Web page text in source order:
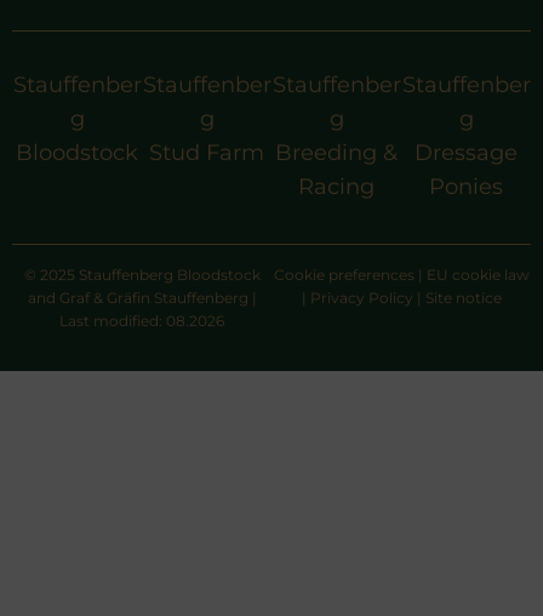
Stauffenber
g
Bloodstock
Stauffenber
g
Stud Farm
Stauffenber
g
Breeding &
Racing
Stauffenber
g
Dressage
Ponies
© 2025 Stauffenberg Bloodstock
and Graf & Gräfin Stauffenberg |
Last modified: 08.2026
Cookie preferences | EU cookie law
| Privacy Policy | Site notice